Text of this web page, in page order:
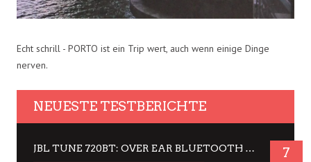
Echt schrill - PORTO ist ein Trip wert, auch wenn einige Dinge
nerven.
NEUESTE TESTBERICHTE
JBL TUNE 720BT: OVER EAR BLUETOOTH KOPFHÖRER UM DIE 50,-€ IM DAUER-TEST 7